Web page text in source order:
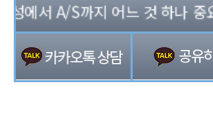
에서 A/S까지 어느 것 하나 중